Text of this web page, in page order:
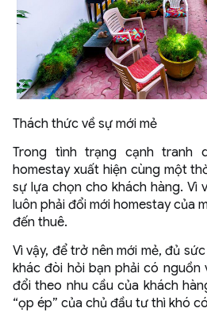
Thách thức về sự mới mẻ
Trong tình trạng cạnh tranh
homestay xuất hiện cùng một
sự lựa chọn cho khách hàng. Vì
luôn phải đổi mới homestay của
đến thuê.
Vì vậy, để trở nên mới mẻ, đủ
khác đòi hỏi bạn phải có nguồn
đổi theo nhu cầu của khách
“ọp ép” của chủ đầu tư thì khó